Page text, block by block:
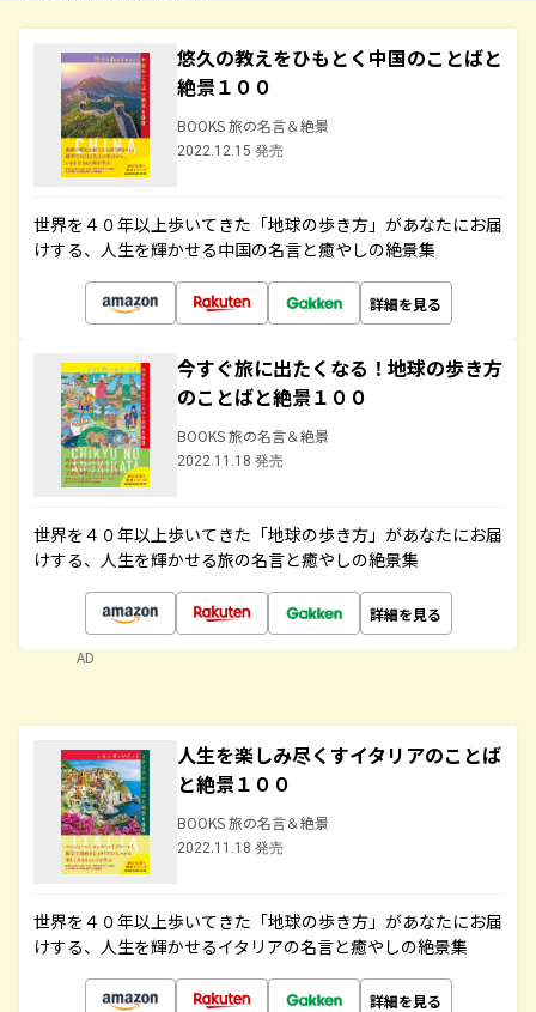
悠久の教えをひもとく中国のことばと
絶景１００
BOOKS 旅の名言＆絶景
2022.12.15 発売
世界を４０年以上歩いてきた「地球の歩き方」があなたにお届
けする、人生を輝かせる中国の名言と癒やしの絶景集
詳細を見る
今すぐ旅に出たくなる！地球の歩き方
のことばと絶景１００
BOOKS 旅の名言＆絶景
2022.11.18 発売
世界を４０年以上歩いてきた「地球の歩き方」があなたにお届
けする、人生を輝かせる旅の名言と癒やしの絶景集
詳細を見る
AD
人生を楽しみ尽くすイタリアのことば
と絶景１００
BOOKS 旅の名言＆絶景
2022.11.18 発売
世界を４０年以上歩いてきた「地球の歩き方」があなたにお届
けする、人生を輝かせるイタリアの名言と癒やしの絶景集
詳細を見る